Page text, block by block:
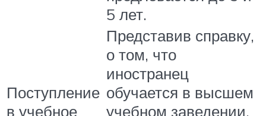
5 лет.
Поступление
в учебное
Представив справку,
о том, что
иностранец
обучается в высшем
учебном заведении,